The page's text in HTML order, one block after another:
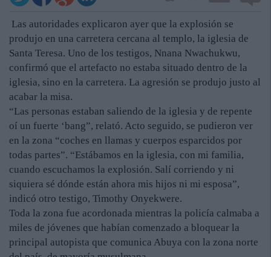
Las autoridades explicaron ayer que la explosión se
produjo en una carretera cercana al templo, la iglesia de
Santa Teresa. Uno de los testigos, Nnana Nwachukwu,
confirmó que el artefacto no estaba situado dentro de la
iglesia, sino en la carretera. La agresión se produjo justo al
acabar la misa.
“Las personas estaban saliendo de la iglesia y de repente
oí un fuerte ‘bang”, relató. Acto seguido, se pudieron ver
en la zona “coches en llamas y cuerpos esparcidos por
todas partes”. “Estábamos en la iglesia, con mi familia,
cuando escuchamos la explosión. Salí corriendo y ni
siquiera sé dónde están ahora mis hijos ni mi esposa”,
indicó otro testigo, Timothy Onyekwere.
Toda la zona fue acordonada mientras la policía calmaba a
miles de jóvenes que habían comenzado a bloquear la
principal autopista que comunica Abuya con la zona norte